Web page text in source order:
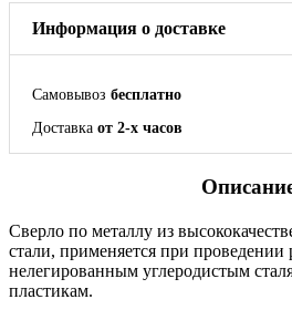
Информация о доставке
Самовывоз бесплатно
Доставка от 2-х часов
Сверло по металлу из
стали, применяется при
нелегированным углеродистым
пластикам.